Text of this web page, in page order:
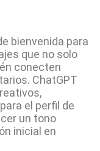
bienvenida para
que no solo
conecten
ChatGPT
el perfil de
un tono
inicial en